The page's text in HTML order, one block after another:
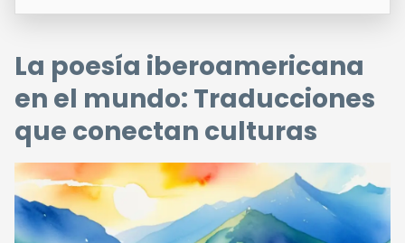
La poesía iberoamericana
en el mundo: Traducciones
que conectan culturas